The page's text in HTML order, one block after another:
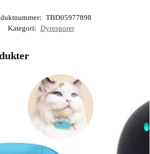
TBD05977898
Kategori:
Dyresporer